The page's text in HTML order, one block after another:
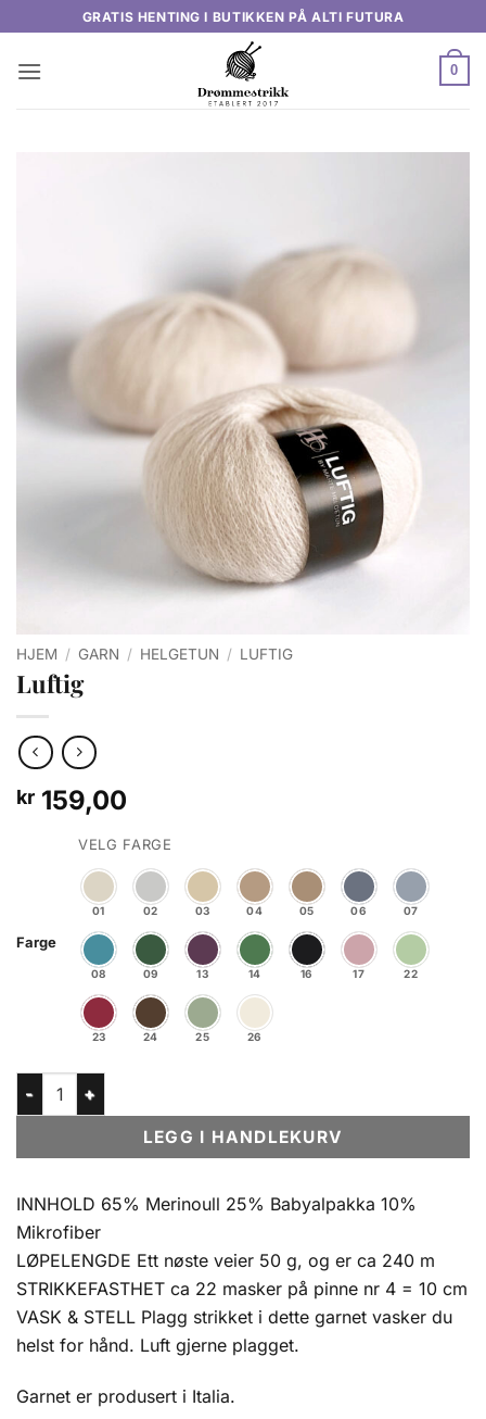
content
GRATIS HENTING I BUTIKKEN PÅ ALTI FUTURA
0
HJEM / GARN / HELGETUN / LUFTIG
Luftig
kr 159,00
Farge
VELG FARGE
01 02 03 04 05 06 07
08 09 13 14 16 17 22
23 24 25 26
Luftig antall
LEGG I HANDLEKURV
INNHOLD 65% Merinoull 25% Babyalpakka 10%
Mikrofiber
LØPELENGDE Ett nøste veier 50 g, og er ca 240 m
STRIKKEFASTHET ca 22 masker på pinne nr 4 = 10 cm
VASK & STELL Plagg strikket i dette garnet vasker du
helst for hånd. Luft gjerne plagget.
Garnet er produsert i Italia.